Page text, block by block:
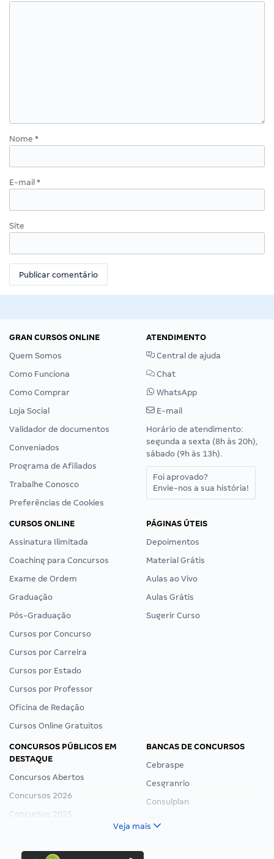
Nome *
E-mail *
Site
GRAN CURSOS ONLINE
Quem Somos
Como Funciona
Como Comprar
Loja Social
Validador de documentos
Conveniados
Programa de Afiliados
Trabalhe Conosco
Preferências de Cookies
ATENDIMENTO
Central de ajuda
Chat
WhatsApp
E-mail
Horário de atendimento:
segunda a sexta (8h às 20h),
sábado (9h às 13h).
Foi aprovado?
Envie-nos a sua história!
CURSOS ONLINE
Assinatura Ilimitada
Coaching para Concursos
Exame de Ordem
Graduação
Pós-Graduação
Cursos por Concurso
Cursos por Carreira
Cursos por Estado
Cursos por Professor
Oficina de Redação
Cursos Online Gratuitos
PÁGINAS ÚTEIS
Depoimentos
Material Grátis
Aulas ao Vivo
Aulas Grátis
Sugerir Curso
CONCURSOS PÚBLICOS EM
DESTAQUE
Concursos Abertos
Concursos 2026
Concursos 2025
Concurso Nacional Unificado
Concurso Ibama
BANCAS DE CONCURSOS
Cebraspe
Cesgranrio
Consulplan
Veja mais